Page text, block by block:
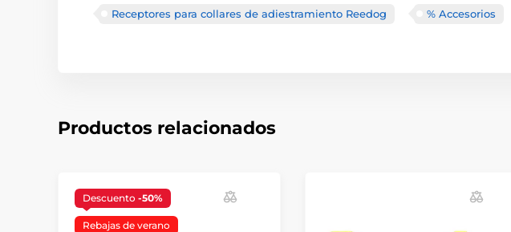
Receptores para collares de adiestramiento Reedog % Accesorios
Productos relacionados
Descuento -50%
Rebajas de verano